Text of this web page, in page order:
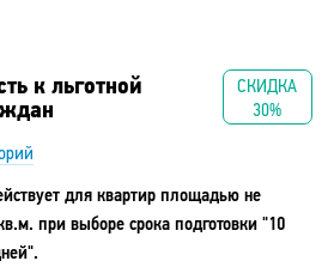
к льготной
СКИДКА
30%
для квартир площадью не
при выборе срока подготовки "10